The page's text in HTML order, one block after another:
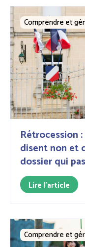
Rétrocession
disent non et
dossier qui
Comprendre et
Lire l'article
Comprendre et